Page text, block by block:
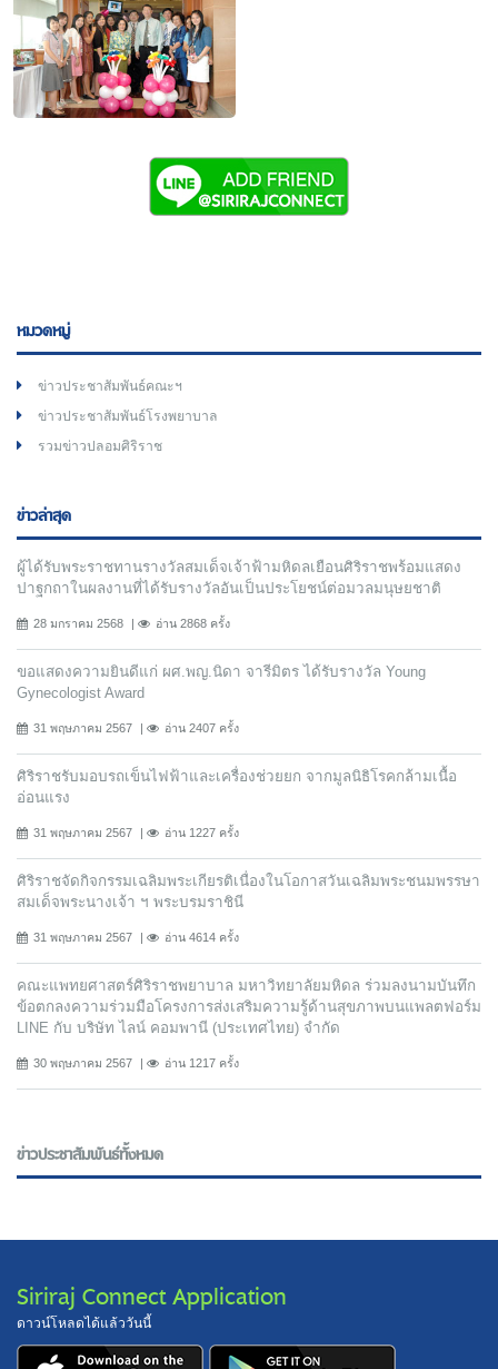
หมวดหมู่
ข่าวประชาสัมพันธ์คณะฯ
ข่าวประชาสัมพันธ์โรงพยาบาล
รวมข่าวปลอมศิริราช
ข่าวล่าสุด
ผู้ได้รับพระราชทานรางวัลสมเด็จเจ้าฟ้ามหิดลเยือนศิริราชพร้อมแสดง
ปาฐกถาในผลงานที่ได้รับรางวัลอันเป็นประโยชน์ต่อมวลมนุษยชาติ
28 มกราคม 2568 อ่าน 2868 ครั้ง
ขอแสดงความยินดีแก่ ผศ.พญ.นิดา จารีมิตร ได้รับรางวัล Young
Gynecologist Award
31 พฤษภาคม 2567 อ่าน 2407 ครั้ง
ศิริราชรับมอบรถเข็นไฟฟ้าและเครื่องช่วยยก จากมูลนิธิโรคกล้ามเนื้อ
อ่อนแรง
31 พฤษภาคม 2567 อ่าน 1227 ครั้ง
ศิริราชจัดกิจกรรมเฉลิมพระเกียรติเนื่องในโอกาสวันเฉลิมพระชนมพรรษา
สมเด็จพระนางเจ้า ฯ พระบรมราชินี
31 พฤษภาคม 2567 อ่าน 4614 ครั้ง
คณะแพทยศาสตร์ศิริราชพยาบาล มหาวิทยาลัยมหิดล ร่วมลงนามบันทึก
ข้อตกลงความร่วมมือโครงการส่งเสริมความรู้ด้านสุขภาพบนแพลตฟอร์ม
LINE กับ บริษัท ไลน์ คอมพานี (ประเทศไทย) จํากัด
30 พฤษภาคม 2567 อ่าน 1217 ครั้ง
ข่าวประชาสัมพันธ์ทั้งหมด
Siriraj Connect Application
ดาวน์โหลดได้แล้ววันนี้